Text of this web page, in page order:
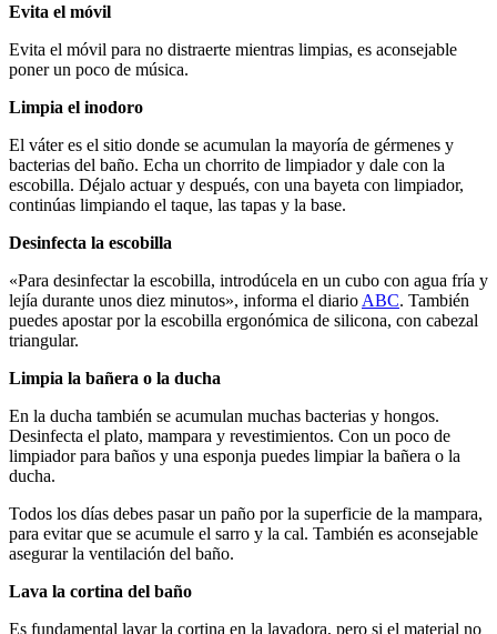
Evita el móvil
Evita el móvil para no distraerte mientras limpias, es aconsejable
poner un poco de música.
Limpia el inodoro
El váter es el sitio donde se acumulan la mayoría de gérmenes y
bacterias del baño. Echa un chorrito de limpiador y dale con la
escobilla. Déjalo actuar y después, con una bayeta con limpiador,
continúas limpiando el taque, las tapas y la base.
Desinfecta la escobilla
«Para desinfectar la escobilla, introdúcela en un cubo con agua fría y
lejía durante unos diez minutos», informa el diario ABC. También
puedes apostar por la escobilla ergonómica de silicona, con cabezal
triangular.
Limpia la bañera o la ducha
En la ducha también se acumulan muchas bacterias y hongos.
Desinfecta el plato, mampara y revestimientos. Con un poco de
limpiador para baños y una esponja puedes limpiar la bañera o la
ducha.
Todos los días debes pasar un paño por la superficie de la mampara,
para evitar que se acumule el sarro y la cal. También es aconsejable
asegurar la ventilación del baño.
Lava la cortina del baño
Es fundamental lavar la cortina en la lavadora, pero si el material no